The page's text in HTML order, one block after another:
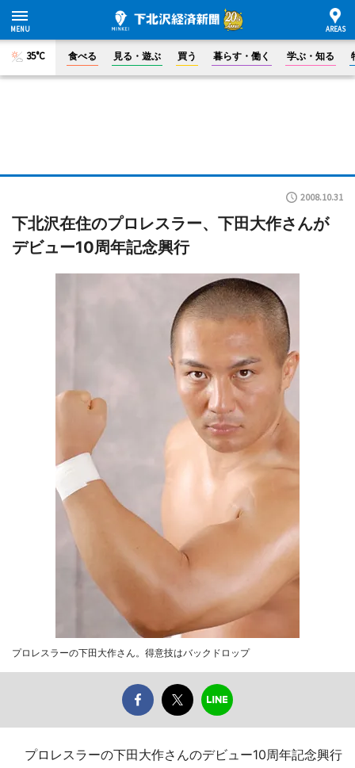
35°C 食べる 見る・遊ぶ 買う 暮らす・働く 学ぶ・知る
2008.10.31
下北沢在住のプロレスラー、下田大作さんが
デビュー10周年記念興行
プロレスラーの下田大作さん。得意技はバックドロップ
プロレスラーの下田大作さんのデビュー10周年記念興行